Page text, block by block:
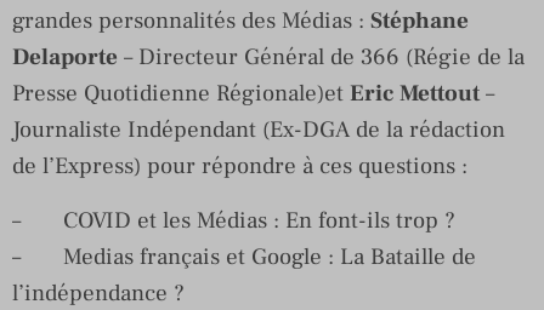
grandes personnalités des Médias : Stéphane
Delaporte – Directeur Général de 366 (Régie de la
Presse Quotidienne Régionale)et Eric Mettout–
Journaliste Indépendant (Ex-DGA de la rédaction
de l’Express) pour répondre à ces questions :
– COVID et les Médias : En font-ils trop ?
– Medias français et Google : La Bataille de
l’indépendance ?